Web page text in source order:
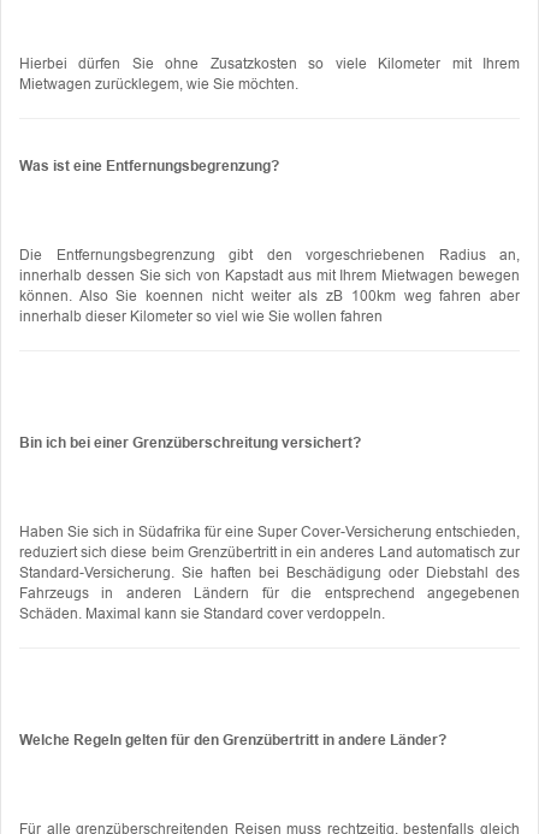
Hierbei dürfen Sie ohne Zusatzkosten so viele Kilometer mit Ihrem
Mietwagen zurücklegem, wie Sie möchten.
Was ist eine Entfernungsbegrenzung?
Die Entfernungsbegrenzung gibt den vorgeschriebenen Radius an,
innerhalb dessen Sie sich von Kapstadt aus mit Ihrem Mietwagen bewegen
können. Also Sie koennen nicht weiter als zB 100km weg fahren aber
innerhalb dieser Kilometer so viel wie Sie wollen fahren
Bin ich bei einer Grenzüberschreitung versichert?
Haben Sie sich in Südafrika für eine Super Cover-Versicherung entschieden,
reduziert sich diese beim Grenzübertritt in ein anderes Land automatisch zur
Standard-Versicherung. Sie haften bei Beschädigung oder Diebstahl des
Fahrzeugs in anderen Ländern für die entsprechend angegebenen
Schäden. Maximal kann sie Standard cover verdoppeln.
Welche Regeln gelten für den Grenzübertritt in andere Länder?
Für alle grenzüberschreitenden Reisen muss rechtzeitig, bestenfalls gleich